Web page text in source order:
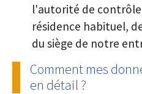
l'autorité de
résidence habituel,
du siège de notre
Comment mes
en détail ?